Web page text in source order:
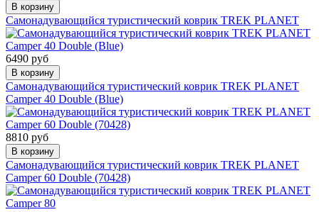
В корзину
Самонадувающийся туристический коврик TREK PLANET
6490 руб
В корзину
Самонадувающийся туристический коврик TREK PLANET
Camper 40 Double (Blue)
8810 руб
В корзину
Самонадувающийся туристический коврик TREK PLANET
Camper 60 Double (70428)